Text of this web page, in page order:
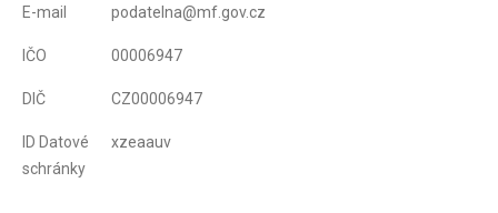
E-mail podatelna@mf.gov.cz
IČO 00006947
DIČ CZ00006947
ID Datové
schránky
xzeaauv